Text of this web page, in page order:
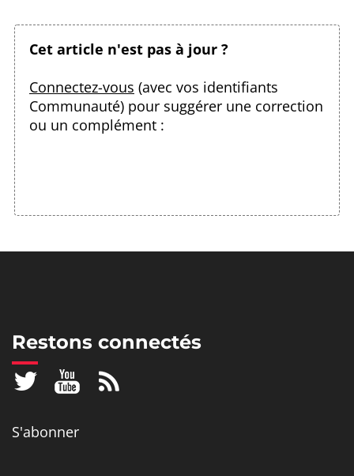
Cet article n'est pas à jour ?
Connectez-vous (avec vos identifiants
Communauté) pour suggérer une correction
ou un complément :
Restons connectés
S'abonner